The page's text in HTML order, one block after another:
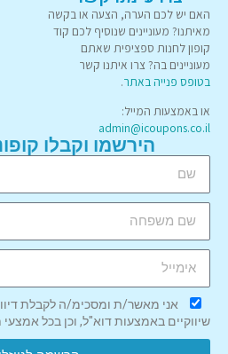
האם יש לכם הערה, הצעה או בקשה
מאיתנו? מעוניינים שנוסיף לכם קוד
קופון לחנות ספציפית שאתם
מעוניינים בה? צרו איתנו קשר
בטופס פנייה באתר.
או באמצעות המייל:
admin@icoupons.co.il
הירשמו וקבלו
אני מאשר/ת ומסכימ/ה לקבלת
שיווקיים באמצעות דוא"ל, וכן בכל